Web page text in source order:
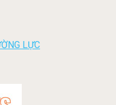
LỰC